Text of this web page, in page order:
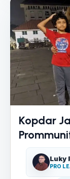
Kopdar
Luky
PRO